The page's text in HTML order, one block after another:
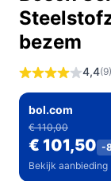
bezem
4,4(9)
bol.com
€ 110,00
€ 101,50 -
Bekijk aanbieding